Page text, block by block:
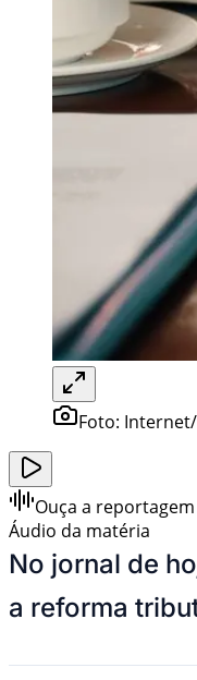
Foto:
Ouça a reportagem
Áudio da matéria
No jornal de
a reforma